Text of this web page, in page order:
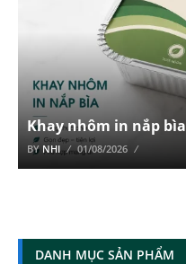
Khay nhôm in nắp bìa
BY NHI 01/08/2026
DANH MỤC SẢN PHẨM